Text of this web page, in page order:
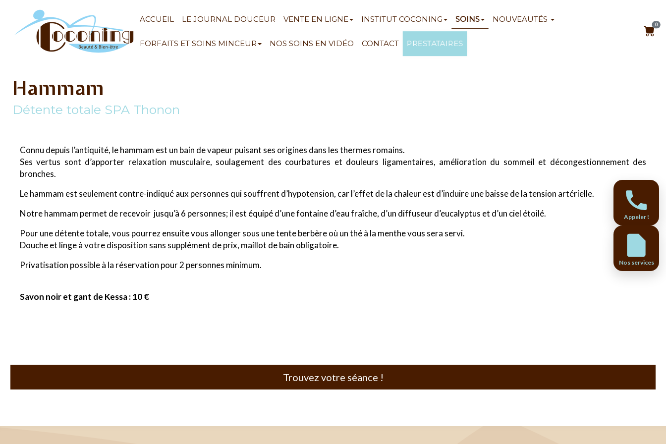
ACCUEIL LE JOURNAL DOUCEUR VENTE EN LIGNE INSTITUT COCONING SOINS NOUVEAUTÉS
FORFAITS ET SOINS MINCEUR NOS SOINS EN VIDÉO CONTACT PRESTATAIRES
0
Hammam
Détente totale SPA Thonon
Connu depuis l’antiquité, le hammam est un bain de vapeur puisant ses origines dans les thermes romains.
Ses vertus sont d’apporter relaxation musculaire, soulagement des courbatures et douleurs ligamentaires, amélioration du sommeil et décongestionnement des
bronches.
Le hammam est seulement contre-indiqué aux personnes qui souffrent d’hypotension, car l’effet de la chaleur est d’induire une baisse de la tension artérielle.
Notre hammam permet de recevoir jusqu’à 6 personnes; il est équipé d’une fontaine d’eau fraîche, d’un diffuseur d’eucalyptus et d’un ciel étoilé.
Pour une détente totale, vous pourrez ensuite vous allonger sous une tente berbère où un thé à la menthe vous sera servi.
Douche et linge à votre disposition sans supplément de prix, maillot de bain obligatoire.
Privatisation possible à la réservation pour 2 personnes minimum.
Savon noir et gant de Kessa : 10 €
Trouvez votre séance !
Appeler !
Nos services